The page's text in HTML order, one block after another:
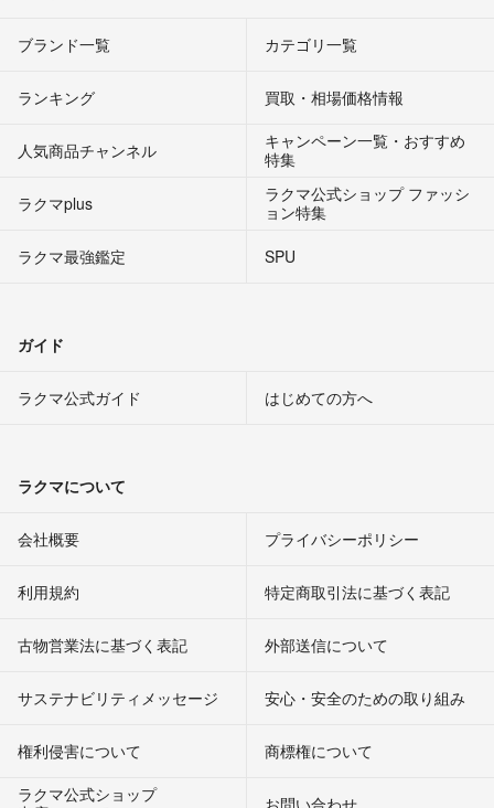
ブランド一覧 カテゴリ一覧
ランキング 買取・相場価格情報
人気商品チャンネル
キャンペーン一覧・おすすめ
特集
ラクマplus
ラクマ公式ショップ ファッシ
ョン特集
ラクマ最強鑑定
SPU
ガイド
ラクマ公式ガイド はじめての方へ
ラクマについて
会社概要 プライバシーポリシー
利用規約 特定商取引法に基づく表記
古物営業法に基づく表記 外部送信について
サステナビリティメッセージ 安心・安全のための取り組み
権利侵害について
商標権について
ラクマ公式ショップ
お問い合わせ